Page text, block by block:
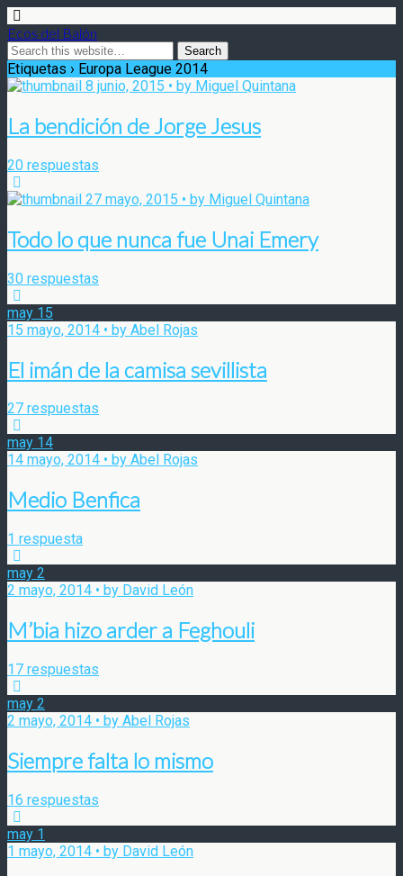
Ecos del Balón
Etiquetas › Europa League 2014
8 junio, 2015 • by Miguel Quintana
La bendición de Jorge Jesus
20 respuestas
27 mayo, 2015 • by Miguel Quintana
Todo lo que nunca fue Unai Emery
30 respuestas
may 15
15 mayo, 2014 • by Abel Rojas
El imán de la camisa sevillista
27 respuestas
may 14
14 mayo, 2014 • by Abel Rojas
Medio Benfica
1 respuesta
may 2
2 mayo, 2014 • by David León
M’bia hizo arder a Feghouli
17 respuestas
may 2
2 mayo, 2014 • by Abel Rojas
Siempre falta lo mismo
16 respuestas
may 1
1 mayo, 2014 • by David León